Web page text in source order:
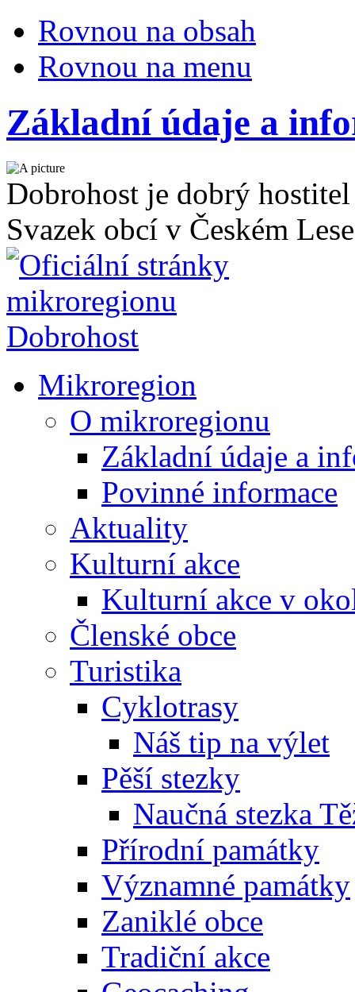
Rovnou na obsah
Rovnou na menu
Základní údaje a
Dobrohost je dobrý hostitel
Svazek obcí v Českém Lese
Mikroregion
O mikroregionu
Základní údaje a
Povinné informace
Aktuality
Kulturní akce
Kulturní akce v
Členské obce
Turistika
Cyklotrasy
Náš tip na výlet
Pěší stezky
Naučná stezka
Přírodní památky
Významné památky
Zaniklé obce
Tradiční akce